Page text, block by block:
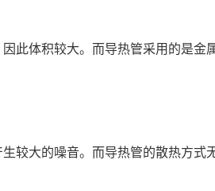
此体积较大。而导热管采用的是
较大的噪音。而导热管的散热方式